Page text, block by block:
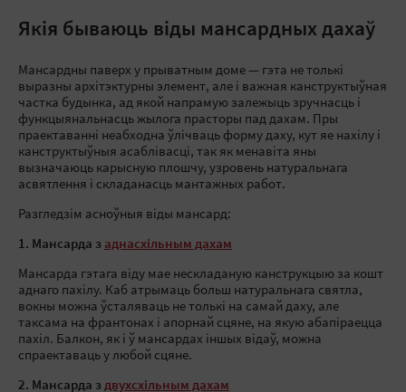
Якія бываюць віды мансардных дахаў
Мансардны паверх у прыватным доме — гэта не толькі
выразны архітэктурны элемент, але і важная канструктыўная
частка будынка, ад якой напрамую залежыць зручнасць і
функцыянальнасць жылога прасторы пад дахам. Пры
праектаванні неабходна ўлічваць форму даху, кут яе нахілу і
канструктыўныя асаблівасці, так як менавіта яны
вызначаюць карысную плошчу, узровень натуральнага
асвятлення і складанасць мантажных работ.
Разгледзім асноўныя віды мансард:
1. Мансарда з аднасхільным дахам
Мансарда гэтага віду мае нескладаную канструкцыю за кошт
аднаго пахілу. Каб атрымаць больш натуральнага святла,
вокны можна ўсталяваць не толькі на самай даху, але
таксама на франтонах і апорнай сцяне, на якую абапіраецца
пахіл. Балкон, як і ў мансардах іншых відаў, можна
спраектаваць у любой сцяне.
2. Мансарда з двухсхільным дахам